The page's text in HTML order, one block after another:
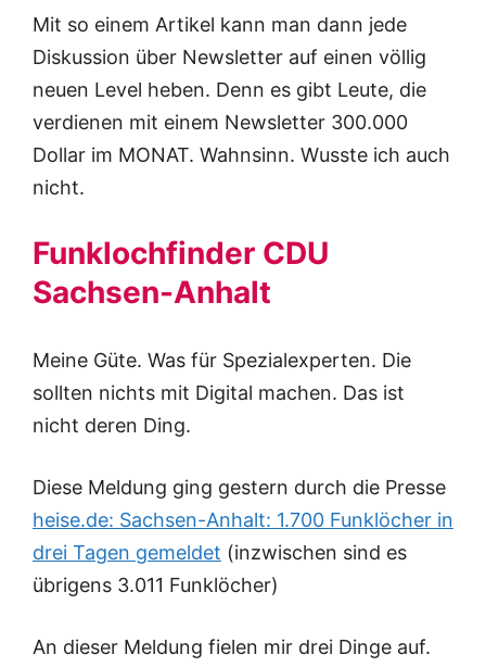
Mit so einem Artikel kann man dann jede
Diskussion über Newsletter auf einen völlig
neuen Level heben. Denn es gibt Leute, die
verdienen mit einem Newsletter 300.000
Dollar im MONAT. Wahnsinn. Wusste ich auch
nicht.
Funklochfinder CDU
Sachsen-Anhalt
Meine Güte. Was für Spezialexperten. Die
sollten nichts mit Digital machen. Das ist
nicht deren Ding.
Diese Meldung ging gestern durch die Presse
heise.de: Sachsen-Anhalt: 1.700 Funklöcher in
drei Tagen gemeldet (inzwischen sind es
übrigens 3.011 Funklöcher)
An dieser Meldung fielen mir drei Dinge auf.